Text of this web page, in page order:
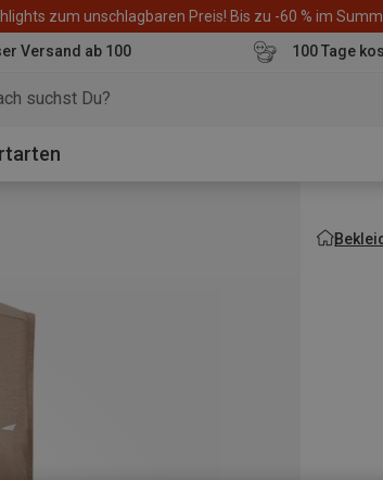
zum unschlagbaren Preis! Bis zu -60 % im
Versand ab 100
100 Tage